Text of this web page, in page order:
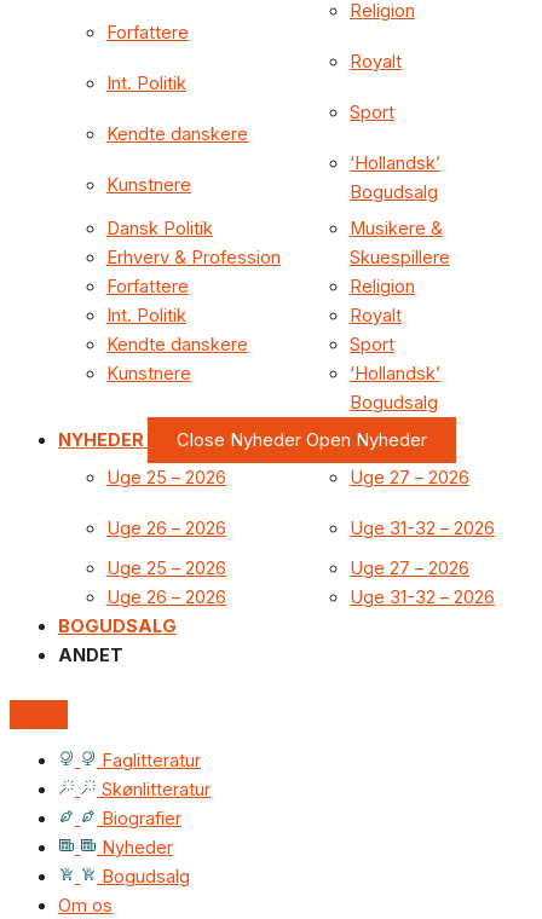
Forfattere
Int. Politik
Kendte danskere
Kunstnere
Religion
Royalt
Sport
‘Hollandsk’
Bogudsalg
Dansk Politik
Erhverv & Profession
Forfattere
Int. Politik
Kendte danskere
Kunstnere
Musikere &
Skuespillere
Religion
Royalt
Sport
‘Hollandsk’
Bogudsalg
NYHEDER
Close Nyheder Open Nyheder
Uge 25 – 2026
Uge 26 – 2026
Uge 27 – 2026
Uge 31-32 – 2026
Uge 25 – 2026
Uge 26 – 2026
Uge 27 – 2026
Uge 31-32 – 2026
BOGUDSALG
ANDET
Faglitteratur
Skønlitteratur
Biografier
Nyheder
Bogudsalg
Om os